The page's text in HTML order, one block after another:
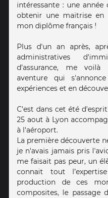
intéressante : une
obtenir une maitrise en
mon diplôme français !
Plus d'un an après,
administratives
d’assurance, me
aventure qui
expériences et en
C'est dans cet été
25 aout à Lyon
à l'aéroport.
La première découverte
je n'avais jamais pris
me faisait pas peur, un
connait tout
production de ces
composites, le passage